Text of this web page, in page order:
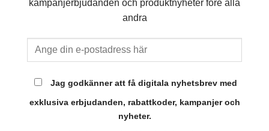
kampanjerbjudanden och produktnyheter före alla
andra
Jag godkänner att få digitala nyhetsbrev med
exklusiva erbjudanden, rabattkoder, kampanjer och
nyheter.